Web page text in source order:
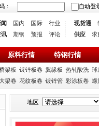
： 自动登
国内 国际
行业
讯
期钢 预报 评论
现货通
供应
求
原料行情 特钢行情
梁板 镀锌板卷 翼缘板 热轧酸洗 球
大梁卷 花纹板卷 镀锌管 彩涂板卷 螺
地区